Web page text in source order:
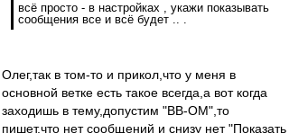
всё просто - в настройках , укажи показывать
сообщения все и всё будет .. .
Олег,так в том-то и прикол,что у меня в
основной ветке есть такое всегда,а вот когда
заходишь в тему,допустим "ВВ-ОМ",то
пишет,что нет сообщений и снизу нет "Показать